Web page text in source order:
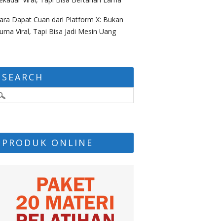
Dapat Cuan dari Platform X: Bukan
Viral, Tapi Bisa Jadi Mesin Uang
SEARCH
PRODUK ONLINE